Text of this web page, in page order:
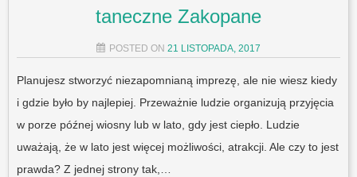
taneczne Zakopane
POSTED ON 21 LISTOPADA, 2017
Planujesz stworzyć niezapomnianą imprezę, ale nie wiesz kiedy
i gdzie było by najlepiej. Przeważnie ludzie organizują przyjęcia
w porze późnej wiosny lub w lato, gdy jest ciepło. Ludzie
uważają, że w lato jest więcej możliwości, atrakcji. Ale czy to jest
prawda? Z jednej strony tak,…